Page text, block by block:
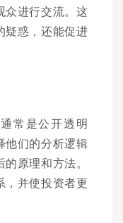
众进行交流。这
疑惑，还能促进
常是公开透明
他们的分析逻辑
原理和方法。
，并使投资者更